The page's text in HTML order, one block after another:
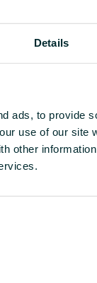
Details
ads, to provide
use of our site
other